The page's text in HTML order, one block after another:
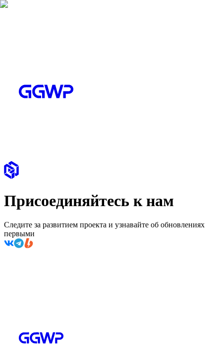
Присоединяйтесь к нам
Следите за развитием проекта и узнавайте об обновлениях
первыми